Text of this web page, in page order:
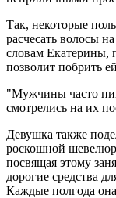
Так, некоторые
расчесать волосы
словам Екатерины,
позволит побрить
"Мужчины часто
смотрелись на их
Девушка также
роскошной
посвящая этому
дорогие средства
Каждые полгода